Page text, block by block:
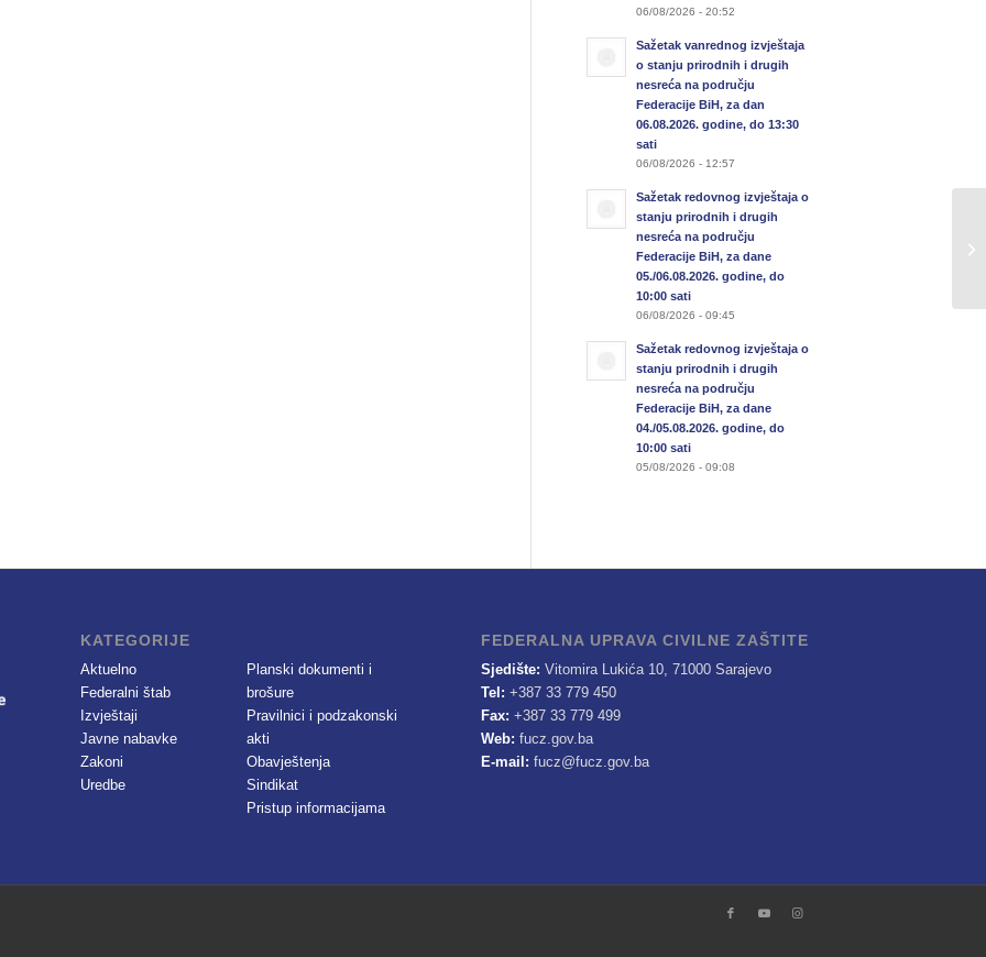
06/08/2026 - 20:52
Sažetak vanrednog izvještaja
o stanju prirodnih i drugih
nesreća na području
Federacije BiH, za dan
06.08.2026. godine, do 13:30
sati
06/08/2026 - 12:57
Sažetak redovnog izvještaja o
stanju prirodnih i drugih
nesreća na području
Federacije BiH, za dane
05./06.08.2026. godine, do
10:00 sati
06/08/2026 - 09:45
Sažetak redovnog izvještaja o
stanju prirodnih i drugih
nesreća na području
Federacije BiH, za dane
04./05.08.2026. godine, do
10:00 sati
05/08/2026 - 09:08
KATEGORIJE
Aktuelno
Federalni štab
Izvještaji
Javne nabavke
Zakoni
Uredbe
Planski dokumenti i
brošure
Pravilnici i podzakonski
akti
Obavještenja
Sindikat
Pristup informacijama
FEDERALNA UPRAVA CIVILNE ZAŠTITE
Sjedište: Vitomira Lukića 10, 71000 Sarajevo
Tel: +387 33 779 450
Fax: +387 33 779 499
Web: fucz.gov.ba
E-mail: fucz@fucz.gov.ba
u